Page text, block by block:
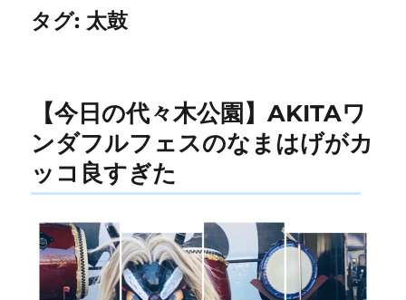
タグ: 太鼓
【今日の代々木公園】AKITAワ
ンダフルフェスのなまはげがカ
ッコ良すぎた